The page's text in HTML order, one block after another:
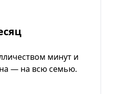
минут и
— на всю семью.